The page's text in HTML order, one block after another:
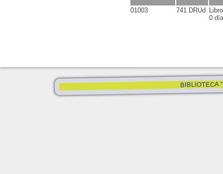
01003 741 DRUd
0
BIBLIOTECA